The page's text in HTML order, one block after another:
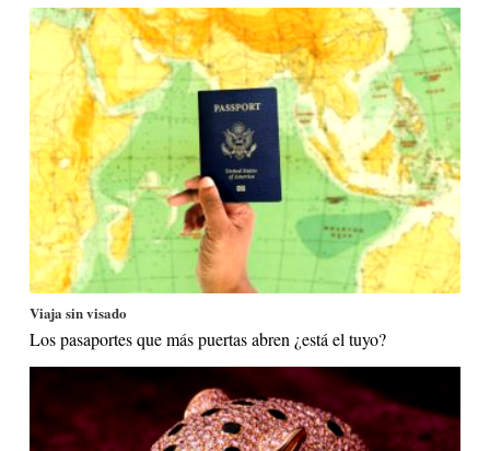
Viaja sin visado
Los pasaportes que más puertas abren ¿está el tuyo?